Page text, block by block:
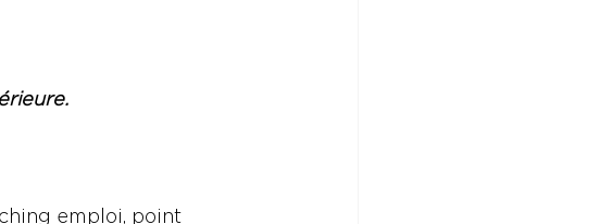
emploi, point